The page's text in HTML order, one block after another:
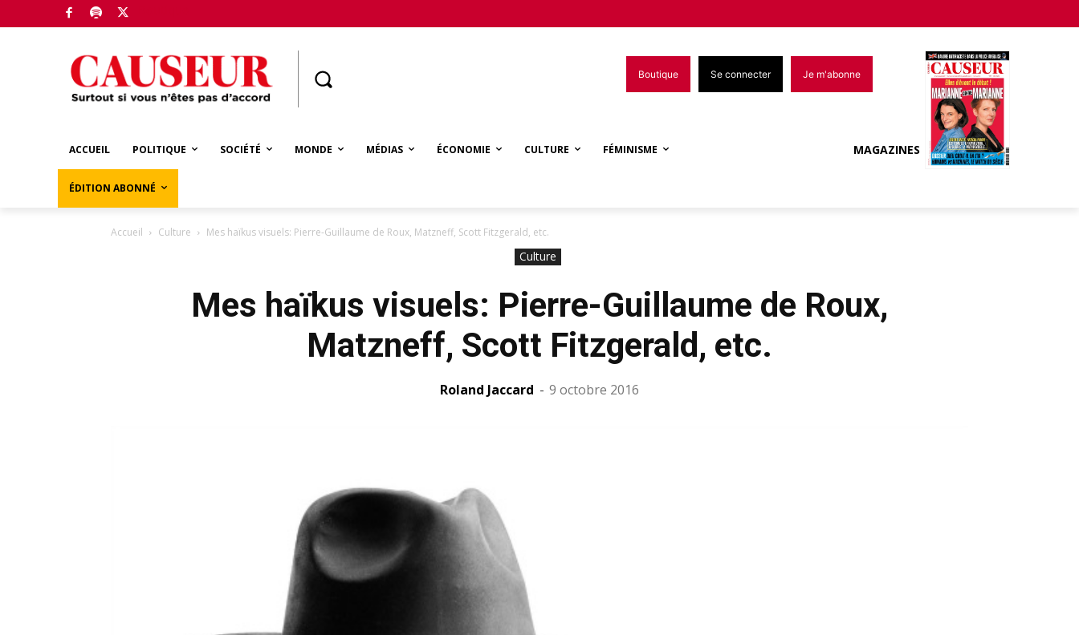
Boutique Se connecter Je m'abonne
ACCUEIL POLITIQUE SOCIÉTÉ MONDE MÉDIAS ÉCONOMIE CULTURE FÉMINISME
ÉDITION ABONNÉ
MAGAZINES
Accueil Culture Mes haïkus visuels: Pierre-Guillaume de Roux, Matzneff, Scott Fitzgerald, etc.
Culture
Mes haïkus visuels: Pierre-Guillaume de Roux,
Matzneff, Scott Fitzgerald, etc.
Roland Jaccard - 9 octobre 2016